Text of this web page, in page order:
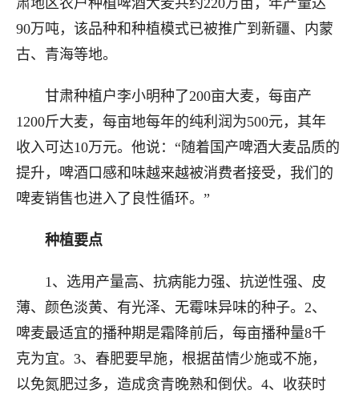
肃地区农户种植啤酒大麦共约220万亩，年产量达
90万吨，该品种和种植模式已被推广到新疆、内蒙
古、青海等地。
甘肃种植户李小明种了200亩大麦，每亩产
1200斤大麦，每亩地每年的纯利润为500元，其年
收入可达10万元。他说：“随着国产啤酒大麦品质的
提升，啤酒口感和味越来越被消费者接受，我们的
啤麦销售也进入了良性循环。”
种植要点
1、选用产量高、抗病能力强、抗逆性强、皮
薄、颜色淡黄、有光泽、无霉味异味的种子。2、
啤麦最适宜的播种期是霜降前后，每亩播种量8千
克为宜。3、春肥要早施，根据苗情少施或不施，
以免氮肥过多，造成贪青晚熟和倒伏。4、收获时